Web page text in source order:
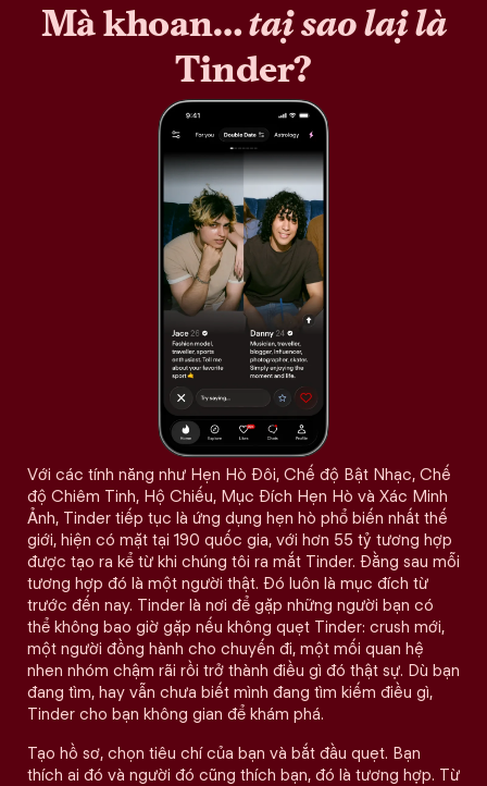
Mà khoan…tại sao lại là
Tinder?
Với các tính năng như Hẹn Hò Đôi, Chế độ Bật Nhạc, Chế
độ Chiêm Tinh, Hộ Chiếu, Mục Đích Hẹn Hò và Xác Minh
Ảnh, Tinder tiếp tục là ứng dụng hẹn hò phổ biến nhất thế
giới, hiện có mặt tại 190 quốc gia, với hơn 55 tỷ tương hợp
được tạo ra kể từ khi chúng tôi ra mắt Tinder. Đằng sau mỗi
tương hợp đó là một người thật. Đó luôn là mục đích từ
trước đến nay. Tinder là nơi để gặp những người bạn có
thể không bao giờ gặp nếu không quẹt Tinder: crush mới,
một người đồng hành cho chuyến đi, một mối quan hệ
nhen nhóm chậm rãi rồi trở thành điều gì đó thật sự. Dù bạn
đang tìm, hay vẫn chưa biết mình đang tìm kiếm điều gì,
Tinder cho bạn không gian để khám phá.
Tạo hồ sơ, chọn tiêu chí của bạn và bắt đầu quẹt. Bạn
thích ai đó và người đó cũng thích bạn, đó là tương hợp. Từ